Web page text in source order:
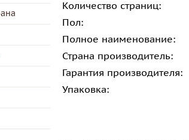
Количество страниц:
Пол:
Полное наименование:
Страна производитель:
Гарантия производителя:
Упаковка: